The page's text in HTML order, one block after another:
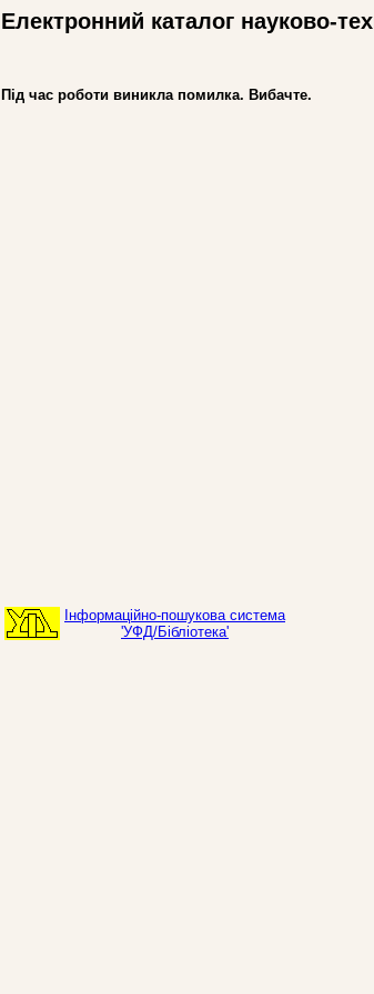
Електронний каталог науково-
Під час роботи виникла помилка. Вибачте.
Інформаційно-пошукова система
'УФД/Бібліотека'